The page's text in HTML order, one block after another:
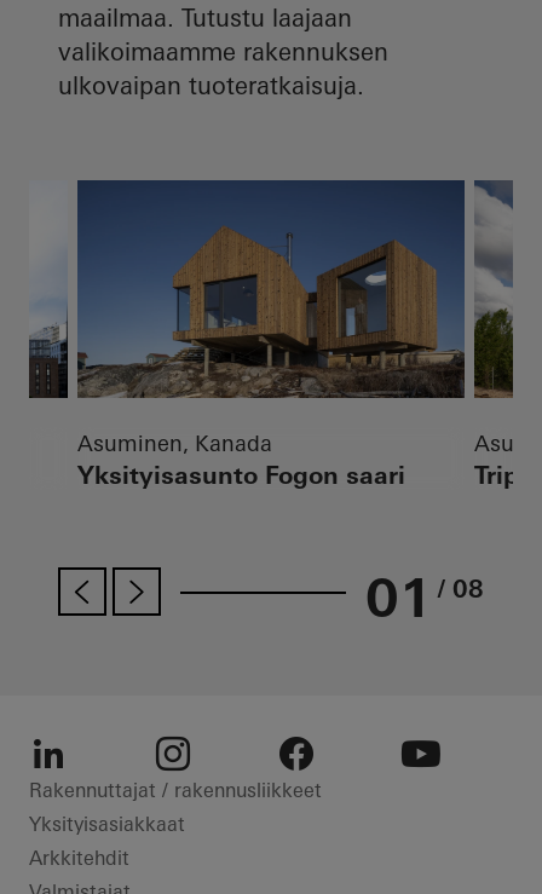
maailmaa. Tutustu laajaan
valikoimaamme rakennuksen
ulkovaipan tuoteratkaisuja.
Asuminen, Kanada
Yksityisasunto Fogon saari
01 / 08
LinkedIn Instagram Facebook
Rakennuttajat / rakennusliikkeet
Yksityisasiakkaat
Arkkitehdit